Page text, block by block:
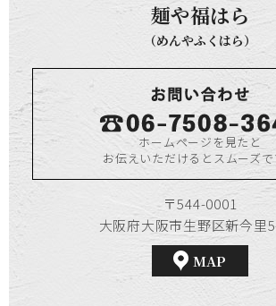
麺や福はら
（めんやふくはら）
ホームページを見たと
お伝えいただけるとスムーズで
〒544-0001
大阪府大阪市生野区新今里
MAP